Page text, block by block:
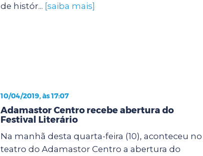
de histór... [saiba mais]
10/04/2019, às 17:07
Adamastor Centro recebe abertura do
Festival Literário
Na manhã desta quarta-feira (10), aconteceu no
teatro do Adamastor Centro a abertura do